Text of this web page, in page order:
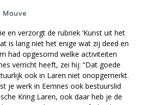
en verzorgt de rubriek ‘Kunst uit het
is lang niet het enige wat zij deed en
had opgesomd welke activiteiten
verricht heeft, zei hij: “Dat goede
ook in Laren niet onopgemerkt.
je werk in Eemnes ook bestuurslid
Kring Laren, ook daar heb je de